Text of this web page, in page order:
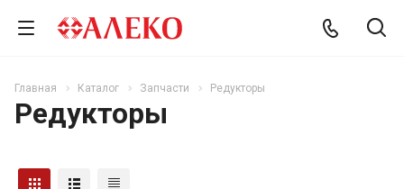
Главная Каталог Запчасти Редукторы
Редукторы